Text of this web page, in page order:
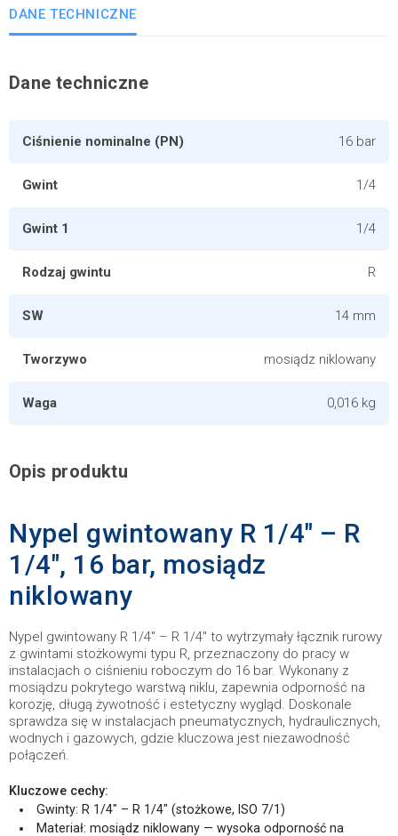
DANE TECHNICZNE
Dane techniczne
Ciśnienie nominalne (PN) 16 bar
Gwint 1/4
Gwint 1 1/4
Rodzaj gwintu R
SW 14 mm
Tworzywo mosiądz niklowany
Waga 0,016 kg
Opis produktu
Nypel gwintowany R 1/4″ – R
1/4″, 16 bar, mosiądz
niklowany
Nypel gwintowany R 1/4″ – R 1/4″ to wytrzymały łącznik rurowy
z gwintami stożkowymi typu R, przeznaczony do pracy w
instalacjach o ciśnieniu roboczym do 16 bar. Wykonany z
mosiądzu pokrytego warstwą niklu, zapewnia odporność na
korozję, długą żywotność i estetyczny wygląd. Doskonale
sprawdza się w instalacjach pneumatycznych, hydraulicznych,
wodnych i gazowych, gdzie kluczowa jest niezawodność
połączeń.
Kluczowe cechy:
Gwinty: R 1/4″ – R 1/4″ (stożkowe, ISO 7/1)
Materiał: mosiądz niklowany — wysoka odporność na